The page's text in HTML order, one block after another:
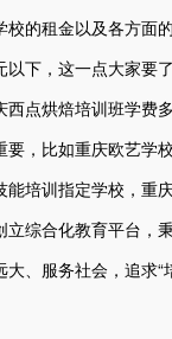
校的租金以及各方面
下，这一点大家要了
要，比如重庆欧艺学
培训指定学校，重
综合化教育平台，
、服务社会，追求